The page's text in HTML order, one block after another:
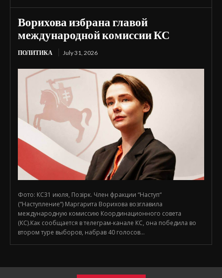
Ворихова избрана главой
международной комиссии КС
ПОЛИТИКА July 31, 2026
Фото: КС31 июля, Позірк. Член фракции “Наступ“
(“Наступление“) Маргарита Ворихова возглавила
международную комиссию Координационного совета
(КС).Как сообщается в телеграм-канале КС, она победила во
втором туре выборов, набрав 40 голосов...